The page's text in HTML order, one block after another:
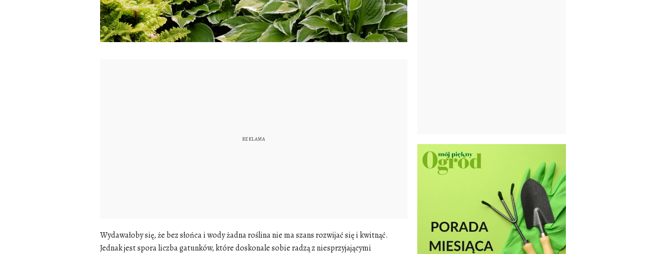
Wydawałoby się, że bez słońca i wody żadna roślina nie ma szans rozwijać się i kwitnąć.
Jednak jest spora liczba gatunków, które doskonale sobie radzą z niesprzyjającymi